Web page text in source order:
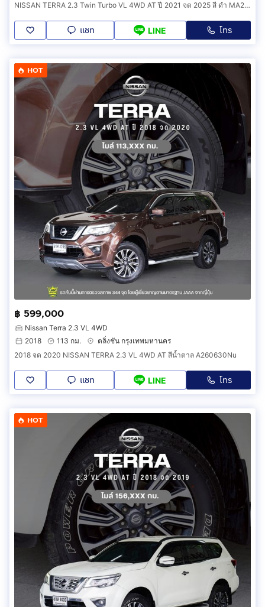
NISSAN TERRA 2.3 Twin Turbo VL 4WD AT ปี 2021 จด 2025 สี ดำ MA260508
แชท LINE โทร
HOT
฿ 599,000
Nissan Terra 2.3 VL 4WD
2018
113 กม.
ตลิ่งชัน กรุงเทพมหานคร
2018 จด 2020 NISSAN TERRA 2.3 VL 4WD AT สีน้ำตาล A260630Nu
แชท LINE โทร
HOT